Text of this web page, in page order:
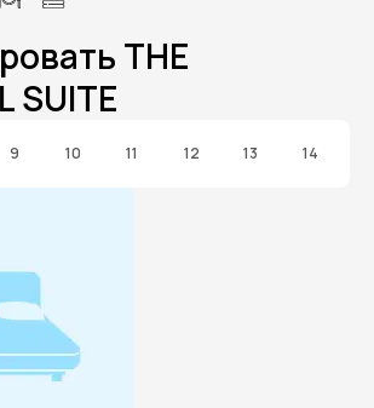
THE
SUITE
9 10 11 12 13 14